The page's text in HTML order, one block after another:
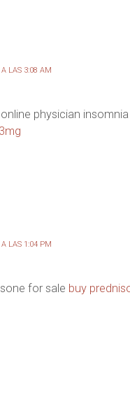
LAS 3:08 AM
physician insomnia
LAS 1:04 PM
for sale buy